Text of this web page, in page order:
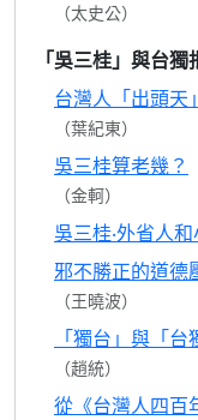
（太史公）
「吳三桂」與台獨
台灣人「出頭天
（葉紀東）
吳三桂算老幾？
（金軻）
吳三桂‧外省人
邪不勝正的道德
（王曉波）
「獨台」與「
（趙統）
從《台灣人四百